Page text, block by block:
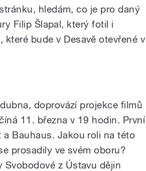
hledám, co je pro daný
Filip Šlapal, který fotil i
bude v Desavě otevřené v
doprovází projekce filmů
11. března v 19 hodin. První
a Bauhaus. Jakou roli na této
prosadily ve svém oboru?
Svobodové z Ústavu dějin